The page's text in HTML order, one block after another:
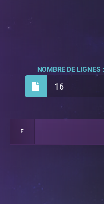
16
NOMBRE DE LIGNES :
F